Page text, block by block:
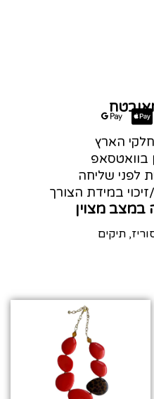
הארץ
בוואטסאפ
לפני שליחה
במידת הצורך
במצב מצוין
, תיקים